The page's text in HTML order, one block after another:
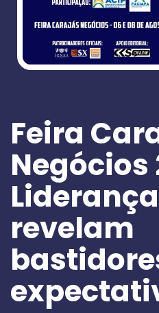
Feira
Negócios
revelam